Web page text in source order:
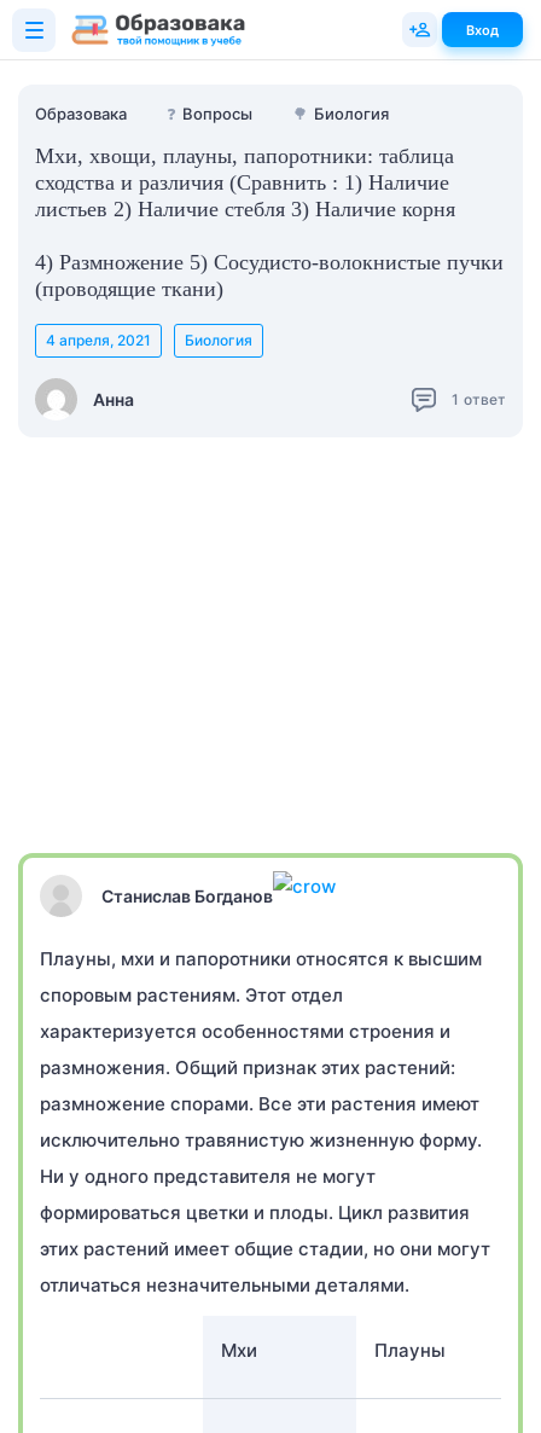
Образовака ❓ Вопросы 🌳 Биология
Мхи, хвощи, плауны, папоротники: таблица
сходства и различия (Сравнить : 1) Наличие
листьев 2) Наличие стебля 3) Наличие корня
4) Размножение 5) Сосудисто-волокнистые пучки
(проводящие ткани)
Анна
4 апреля, 2021 Биология
1 ответ
Станислав Богданов
Плауны, мхи и папоротники относятся к высшим
споровым растениям. Этот отдел
характеризуется особенностями строения и
размножения. Общий признак этих растений:
размножение спорами. Все эти растения имеют
исключительно травянистую жизненную форму.
Ни у одного представителя не могут
формироваться цветки и плоды. Цикл развития
этих растений имеет общие стадии, но они могут
отличаться незначительными деталями.
Мхи Плауны
Вход